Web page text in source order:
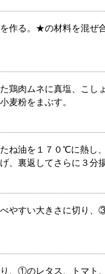
作る。★の材料を混ぜ合
鶏肉ムネに真塩、こし
麦粉をまぶす。
ね油を１７０℃に熱し
、裏返してさらに３分
やすい大きさに切り、③
、①のレタス、トマト